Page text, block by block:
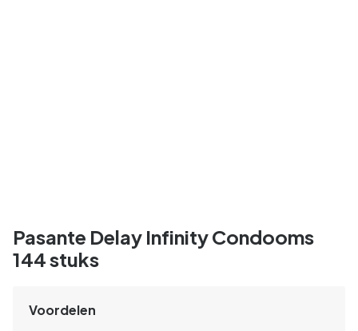
Pasante Delay Infinity Condooms
144 stuks
Voordelen